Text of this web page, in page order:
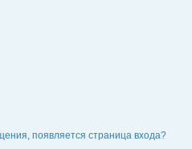
появляется страница входа?